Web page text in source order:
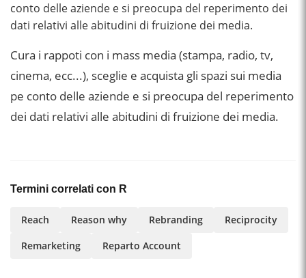
conto delle aziende e si preocupa del reperimento dei
dati relativi alle abitudini di fruizione dei media.
Cura i rappoti con i mass media (stampa, radio, tv,
cinema, ecc...), sceglie e acquista gli spazi sui media
pe conto delle aziende e si preocupa del reperimento
dei dati relativi alle abitudini di fruizione dei media.
Termini correlati con R
Reach Reason why Rebranding
Reciprocity
Remarketing
Reparto Account